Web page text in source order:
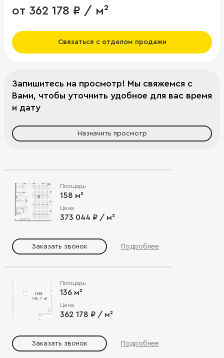
от 362 178 ₽ / м²
Связаться с отделом продажи
Запишитесь на просмотр! Мы свяжемся с
Вами, чтобы уточнить удобное для вас время
и дату
Назначить просмотр
Площадь
158 м²
Цена
373 044 ₽ / м²
Заказать звонок Подробнее
Площадь
136 м²
Цена
362 178 ₽ / м²
Заказать звонок Подробнее